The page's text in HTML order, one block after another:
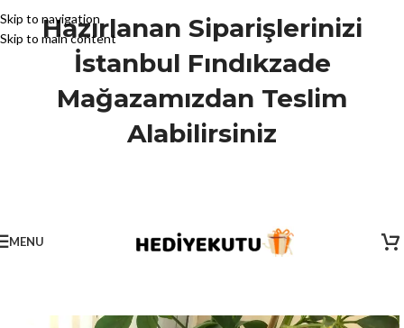
Skip to navigation
Skip to main content
Hazırlanan Siparişlerinizi
İstanbul Fındıkzade
Mağazamızdan Teslim
Alabilirsiniz
MENU